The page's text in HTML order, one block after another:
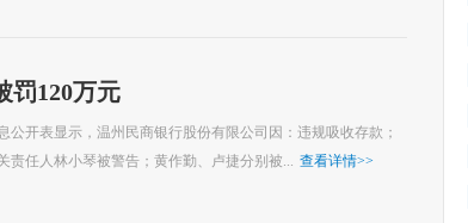
罚120万元
开表显示，温州民商银行股份有限公司因：违规吸收存款；
任人林小琴被警告；黄作勤、卢捷分别被...
查看详情>>